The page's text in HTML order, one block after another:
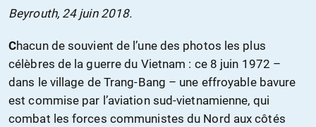
DON
Beyrouth, 24 juin 2018.
Chacun de souvient de l’une des photos les plus
célèbres de la guerre du Vietnam : ce 8 juin 1972 –
dans le village de Trang-Bang – une effroyable bavure
est commise par l’aviation sud-vietnamienne, qui
combat les forces communistes du Nord aux côtés